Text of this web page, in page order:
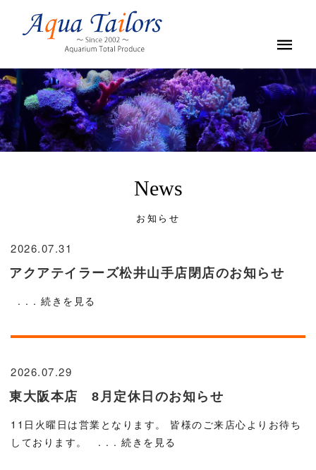
News
お知らせ
2026.07.31
アクアテイラーズ松井山手店閉店のお知らせ
. . . 続きを見る
2026.07.29
東大阪本店 8月定休日のお知らせ
11日火曜日は営業となります。 皆様のご来店心よりお待ち
しております。
. . . 続きを見る